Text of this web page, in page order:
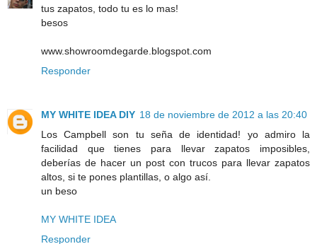
tus zapatos, todo tu es lo mas!
besos
www.showroomdegarde.blogspot.com
Responder
MY WHITE IDEA DIY 18 de noviembre de 2012 a las 20:40
Los Campbell son tu seña de identidad! yo admiro la
facilidad que tienes para llevar zapatos imposibles,
deberías de hacer un post con trucos para llevar zapatos
altos, si te pones plantillas, o algo así.
un beso
MY WHITE IDEA
Responder